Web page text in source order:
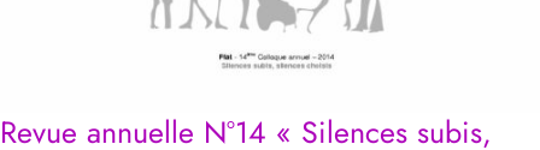
Revue annuelle N°14 « Silences subis,